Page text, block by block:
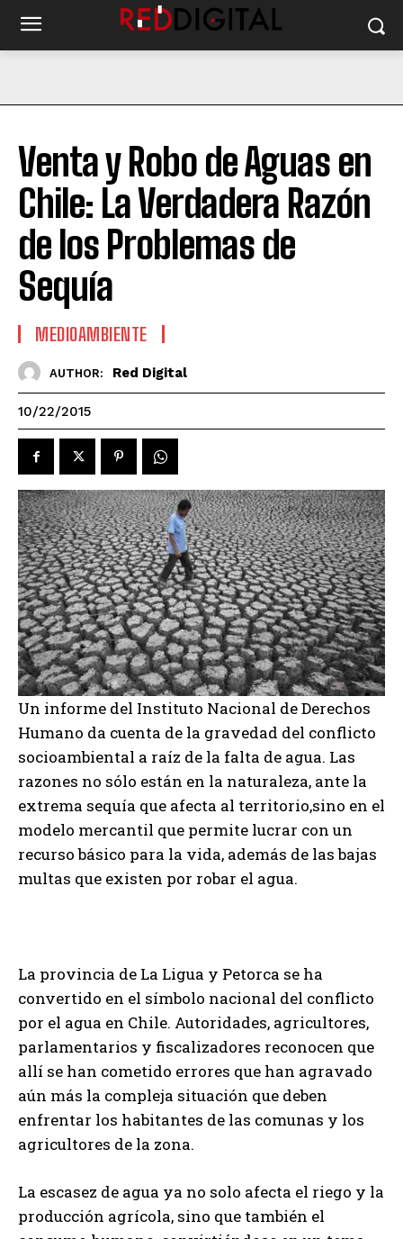
Venta y Robo de Aguas en
Chile: La Verdadera Razón
de los Problemas de
Sequía
MEDIOAMBIENTE
AUTHOR: Red Digital
10/22/2015
Un informe del Instituto Nacional de Derechos
Humano da cuenta de la gravedad del conflicto
socioambiental a raíz de la falta de agua. Las
razones no sólo están en la naturaleza, ante la
extrema sequía que afecta al territorio,sino en el
modelo mercantil que permite lucrar con un
recurso básico para la vida, además de las bajas
multas que existen por robar el agua.
La provincia de La Ligua y Petorca se ha
convertido en el símbolo nacional del conflicto
por el agua en Chile. Autoridades, agricultores,
parlamentarios y fiscalizadores reconocen que
allí se han cometido errores que han agravado
aún más la compleja situación que deben
enfrentar los habitantes de las comunas y los
agricultores de la zona.
La escasez de agua ya no solo afecta el riego y la
producción agrícola, sino que también el